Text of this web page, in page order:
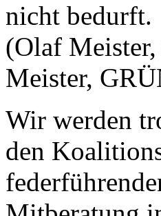
nicht bedurft.
(Olaf
Meister,
Wir werden
den